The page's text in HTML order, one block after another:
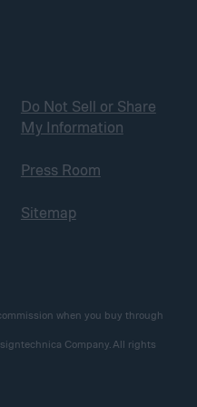
Do Not Sell or Share
My Information
Press Room
Sitemap
when you buy through
Company. All rights